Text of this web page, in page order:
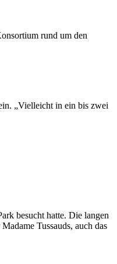
rund um den
„Vielleicht in ein bis zwei
besucht hatte. Die langen
Tussauds, auch das